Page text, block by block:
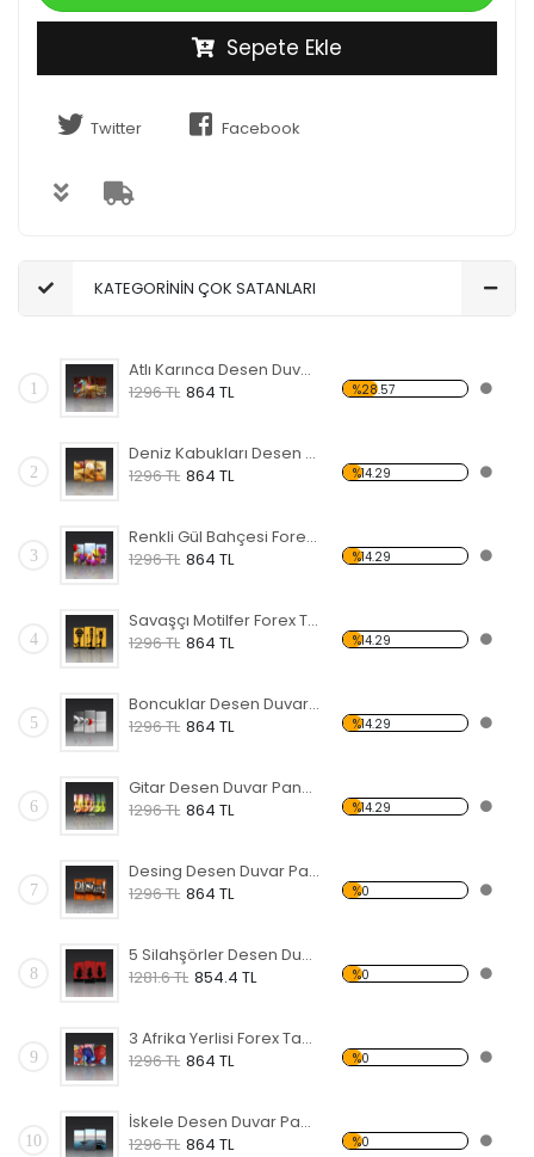
Sepete Ekle
Twitter Facebook
KATEGORİNİN ÇOK SATANLARI
1
Atlı Karınca Desen Duvar Panosu
1296 TL 864 TL %28.57
2
Deniz Kabukları Desen Duvar Panosu
1296 TL 864 TL %14.29
3
Renkli Gül Bahçesi Forex Tablo
1296 TL 864 TL %14.29
4
Savaşçı Motilfer Forex Tablo
1296 TL 864 TL %14.29
5
Boncuklar Desen Duvar Panosu
1296 TL 864 TL %14.29
6
Gitar Desen Duvar Panosu
1296 TL 864 TL %14.29
7
Desing Desen Duvar Panosu
1296 TL 864 TL %0
8
5 Silahşörler Desen Duvar Panosu
1281.6 TL 854.4 TL %0
9
3 Afrika Yerlisi Forex Tablo
1296 TL 864 TL %0
10
İskele Desen Duvar Panosu
1296 TL 864 TL %0